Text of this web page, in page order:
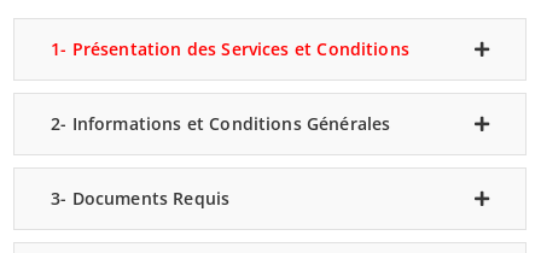
1- Présentation des Services et Conditions
2- Informations et Conditions Générales
3- Documents Requis